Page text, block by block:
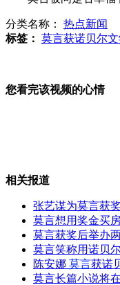
千年后人类模样
广州城管政委被
女孩北京地铁殴
无痛分娩是否安
分类名称： 热点新闻
标签： 莫言获诺贝尔
您看完该视频的心情
相关报道
张艺谋为莫言获
莫言想用奖金买
莫言获奖后举办
莫言笑称用诺贝
陈安娜 莫言获诺
莫言长篇小说将